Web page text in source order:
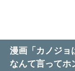
漫画「カノジョ
なんて言ってホ